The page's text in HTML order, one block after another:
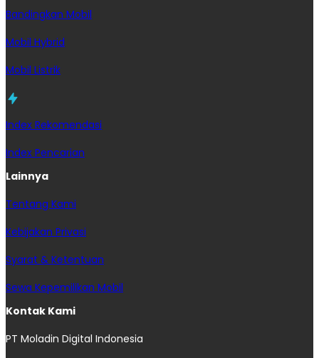
Bandingkan Mobil
Mobil Hybrid
Mobil Listrik
Index Rekomendasi
Index Pencarian
Lainnya
Tentang Kami
Kebijakan Privasi
Syarat & Ketentuan
Sewa Kepemilikan Mobil
Kontak Kami
PT Moladin Digital Indonesia